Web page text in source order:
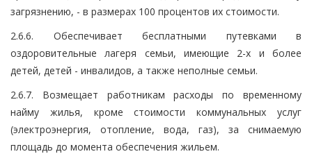
загрязнению, - в размерах 100 процентов их стоимости.
2.6.6. Обеспечивает бесплатными путевками в
оздоровительные лагеря семьи, имеющие 2-х и более
детей, детей - инвалидов, а также неполные семьи.
2.6.7. Возмещает работникам расходы по временному
найму жилья, кроме стоимости коммунальных услуг
(электроэнергия, отопление, вода, газ), за снимаемую
площадь до момента обеспечения жильем.